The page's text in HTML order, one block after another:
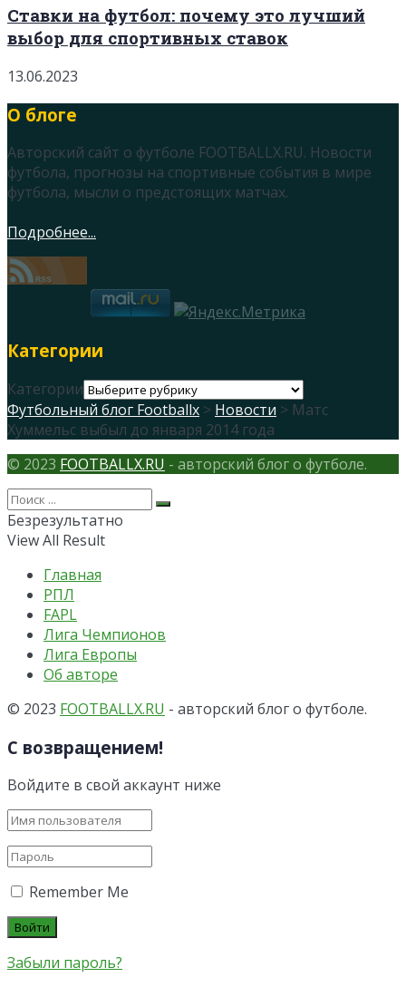
Ставки на футбол: почему это лучший
выбор для спортивных ставок
13.06.2023
О блоге
Авторский сайт о футболе FOOTBALLX.RU. Новости
футбола, прогнозы на спортивные события в мире
футбола, мысли о предстоящих матчах.
Подробнее...
Категории
Категории
Футбольный блог Footballx > Новости > Матс
Хуммельс выбыл до января 2014 года
© 2023 FOOTBALLX.RU - авторский блог о футболе.
Безрезультатно
View All Result
Главная
РПЛ
FAPL
Лига Чемпионов
Лига Европы
Об авторе
© 2023 FOOTBALLX.RU - авторский блог о футболе.
С возвращением!
Войдите в свой аккаунт ниже
Remember Me
Забыли пароль?